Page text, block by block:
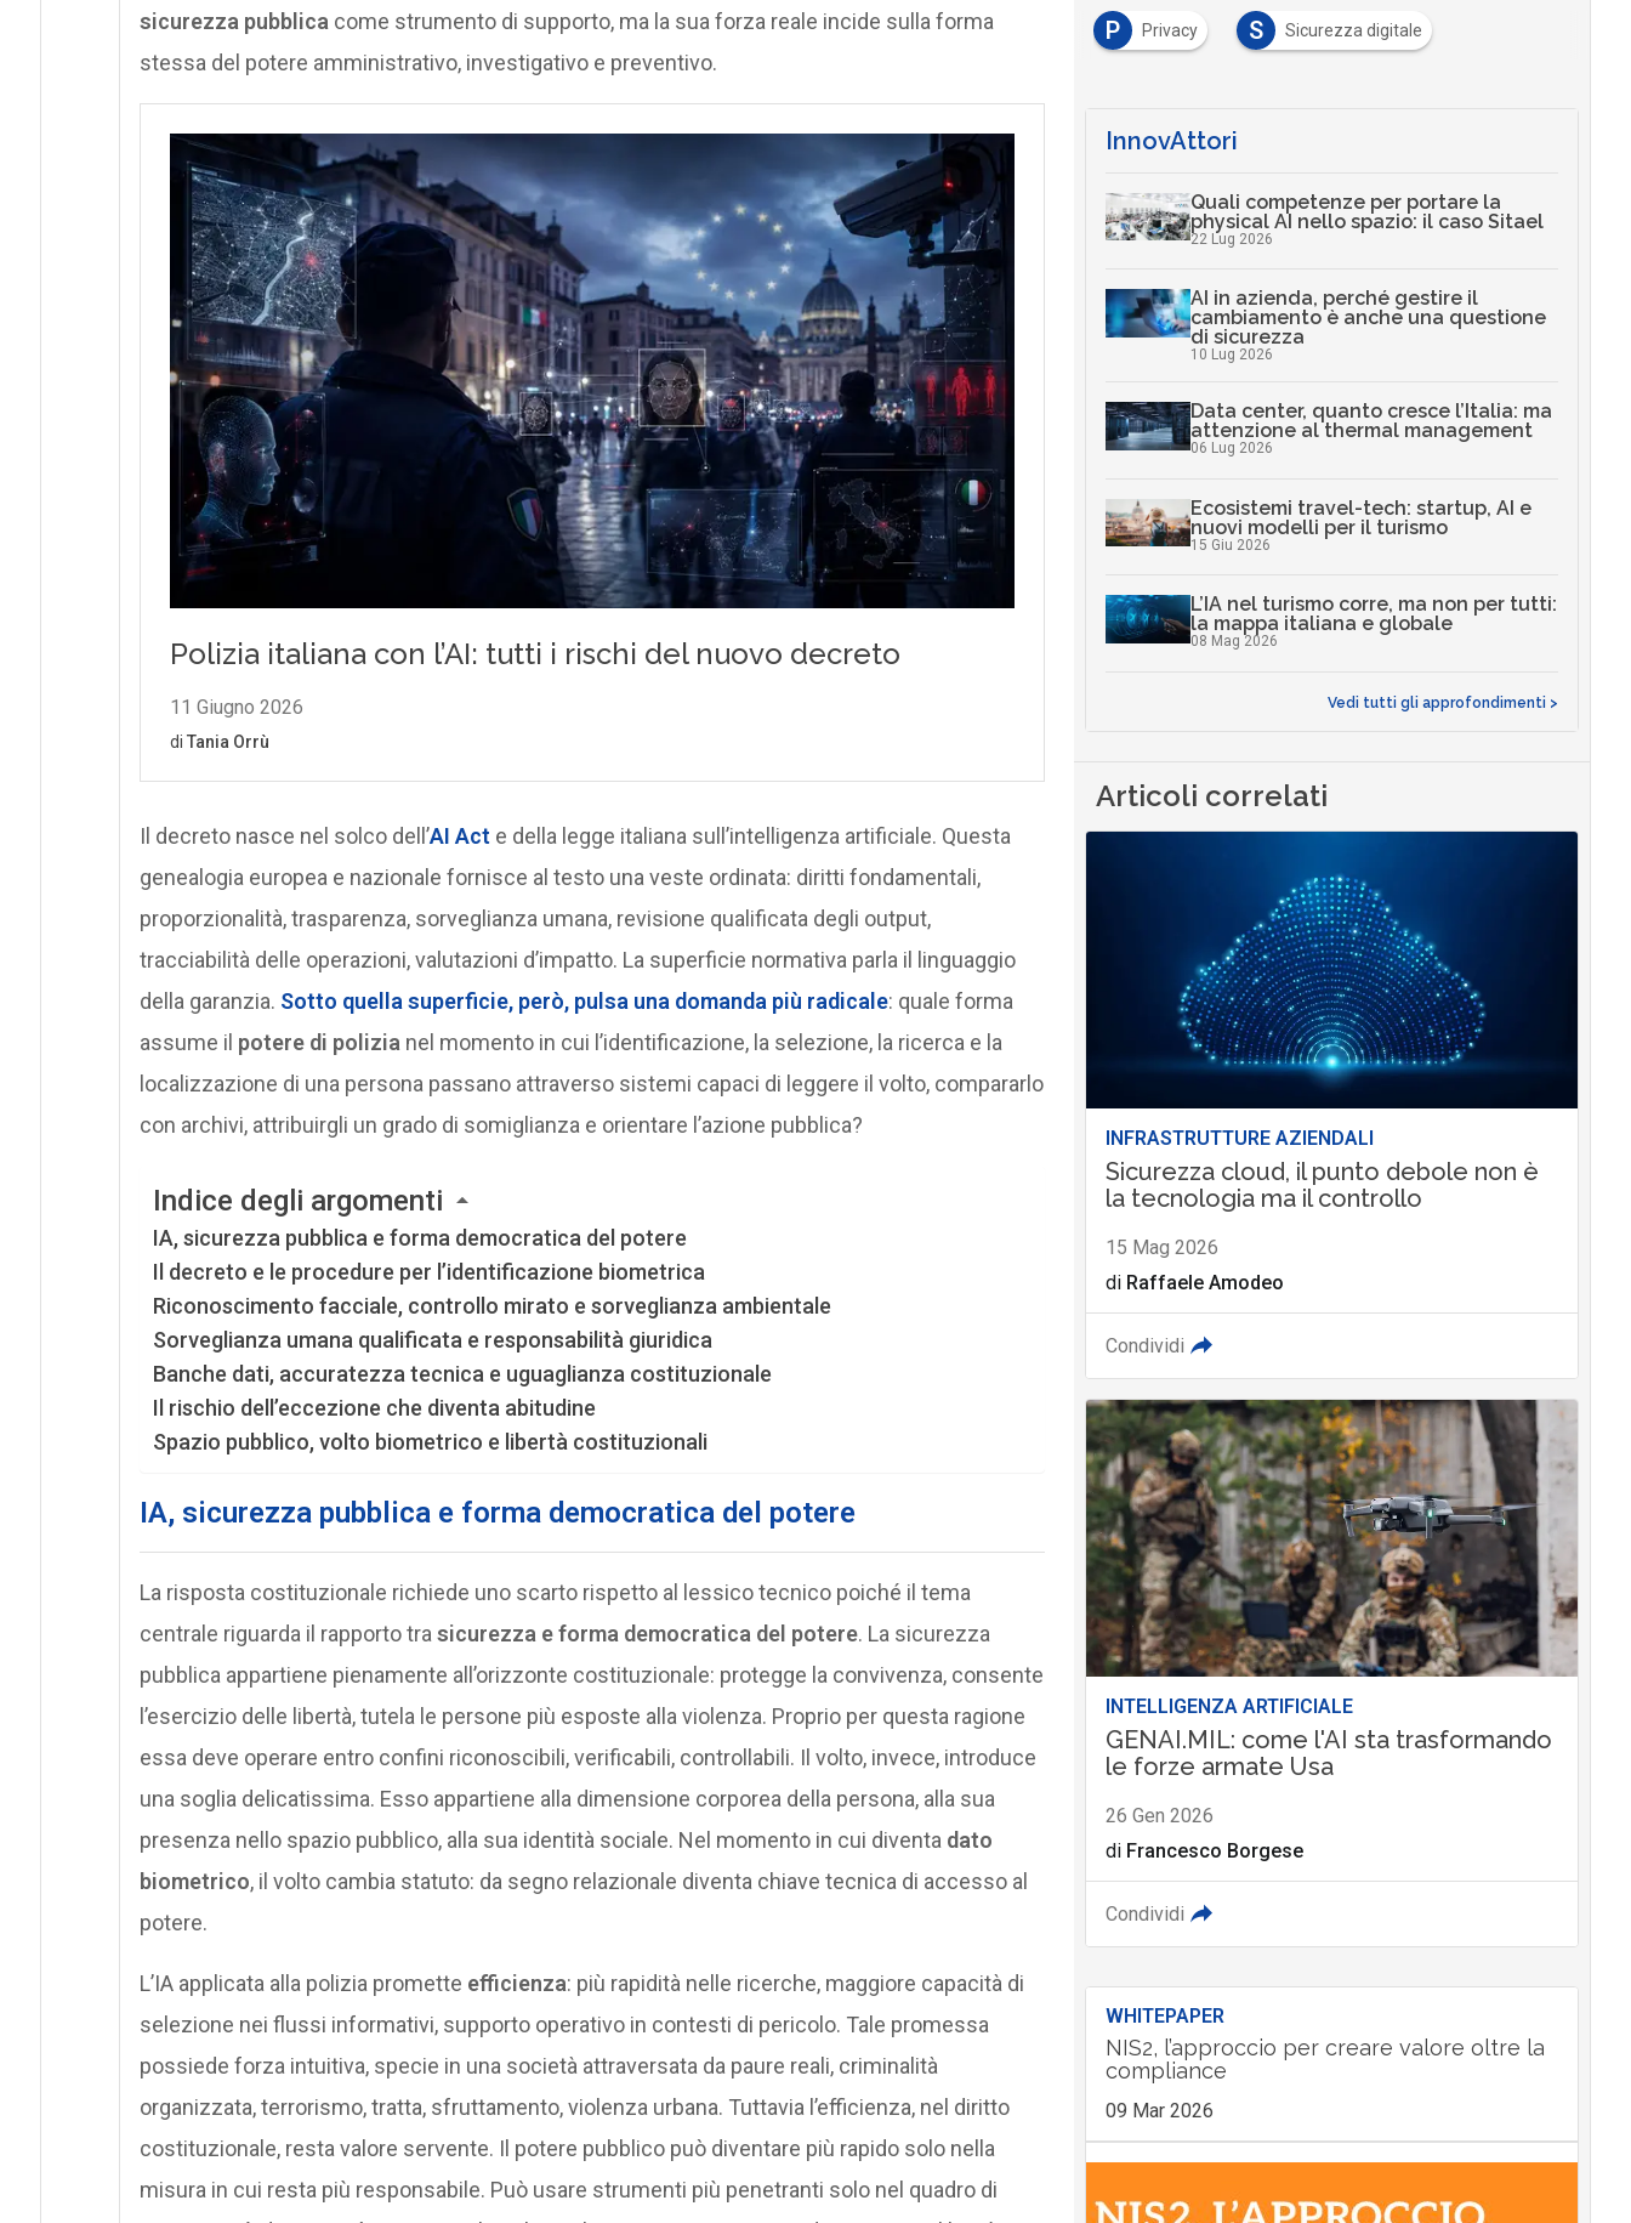
sicurezza pubblica come strumento di supporto, ma la sua forza reale incide sulla forma
stessa del potere amministrativo, investigativo e preventivo.
Il decreto nasce nel solco dell’AI Act e della legge italiana sull’intelligenza artificiale. Questa
genealogia europea e nazionale fornisce al testo una veste ordinata: diritti fondamentali,
proporzionalità, trasparenza, sorveglianza umana, revisione qualificata degli output,
tracciabilità delle operazioni, valutazioni d’impatto. La superficie normativa parla il linguaggio
della garanzia. Sotto quella superficie, però, pulsa una domanda più radicale: quale forma
assume il potere di polizia nel momento in cui l’identificazione, la selezione, la ricerca e la
localizzazione di una persona passano attraverso sistemi capaci di leggere il volto, compararlo
con archivi, attribuirgli un grado di somiglianza e orientare l’azione pubblica?
Indice degli argomenti
IA, sicurezza pubblica e forma democratica del potere
Il decreto e le procedure per l’identificazione biometrica
Riconoscimento facciale, controllo mirato e sorveglianza ambientale
Sorveglianza umana qualificata e responsabilità giuridica
Banche dati, accuratezza tecnica e uguaglianza costituzionale
Il rischio dell’eccezione che diventa abitudine
Spazio pubblico, volto biometrico e libertà costituzionali
IA, sicurezza pubblica e forma democratica del potere
La risposta costituzionale richiede uno scarto rispetto al lessico tecnico poiché il tema
centrale riguarda il rapporto tra sicurezza e forma democratica del potere. La sicurezza
pubblica appartiene pienamente all’orizzonte costituzionale: protegge la convivenza, consente
l’esercizio delle libertà, tutela le persone più esposte alla violenza. Proprio per questa ragione
essa deve operare entro confini riconoscibili, verificabili, controllabili. Il volto, invece, introduce
una soglia delicatissima. Esso appartiene alla dimensione corporea della persona, alla sua
presenza nello spazio pubblico, alla sua identità sociale. Nel momento in cui diventa dato
biometrico, il volto cambia statuto: da segno relazionale diventa chiave tecnica di accesso al
potere.
L’IA applicata alla polizia promette efficienza: più rapidità nelle ricerche, maggiore capacità di
selezione nei flussi informativi, supporto operativo in contesti di pericolo. Tale promessa
possiede forza intuitiva, specie in una società attraversata da paure reali, criminalità
organizzata, terrorismo, tratta, sfruttamento, violenza urbana. Tuttavia l’efficienza, nel diritto
costituzionale, resta valore servente. Il potere pubblico può diventare più rapido solo nella
misura in cui resta più responsabile. Può usare strumenti più penetranti solo nel quadro di
P
Privacy S Sicurezza digitale
InnovAttori
Quali competenze per portare la
physical AI nello spazio: il caso Sitael
22 Lug 2026
AI in azienda, perché gestire il
cambiamento è anche una questione
di sicurezza
10 Lug 2026
Data center, quanto cresce l’Italia: ma
attenzione al thermal management
06 Lug 2026
Ecosistemi travel-tech: startup, AI e
nuovi modelli per il turismo
15 Giu 2026
L’IA nel turismo corre, ma non per tutti:
la mappa italiana e globale
08 Mag 2026
Vedi tutti gli approfondimenti >
Articoli correlati
INFRASTRUTTURE AZIENDALI
Sicurezza cloud, il punto debole non è
la tecnologia ma il controllo
15 Mag 2026
di Raffaele Amodeo
Condividi
INTELLIGENZA ARTIFICIALE
GENAI.MIL: come l'AI sta trasformando
le forze armate Usa
26 Gen 2026
di Francesco Borgese
Condividi
WHITEPAPER
NIS2, l’approccio per creare valore oltre la
compliance
09 Mar 2026